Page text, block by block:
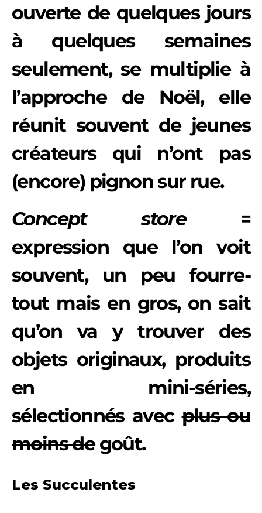
ouverte de quelques jours
à quelques semaines
seulement, se multiplie à
l’approche de Noël, elle
réunit souvent de jeunes
créateurs qui n’ont pas
(encore) pignon sur rue.
Concept store=
expression que l’on voit
souvent, un peu fourre-
tout mais en gros, on sait
qu’on va y trouver des
objets originaux, produits
en mini-séries,
sélectionnés avecplus ou
moins degoût.
Les Succulentes